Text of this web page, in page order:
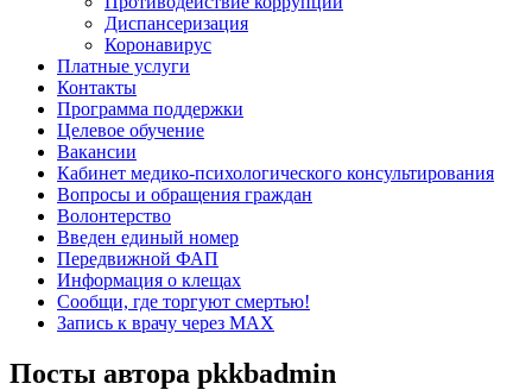
Диспансеризация
Коронавирус
Платные услуги
Контакты
Программа поддержки
Целевое обучение
Вакансии
Кабинет медико-психологического консультирования
Вопросы и обращения граждан
Волонтерство
Введен единый номер
Передвижной ФАП
Информация о клещах
Сообщи, где торгуют смертью!
Запись к врачу через МАХ
Посты автора pkkbadmin